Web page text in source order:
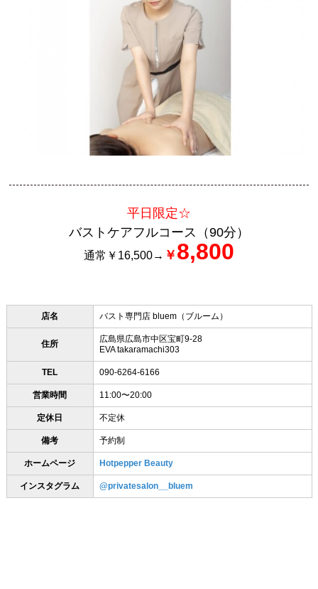
平日限定☆
バストケアフルコース（90分）
通常￥16,500→ ￥ 8,800
店名 バスト専門店 bluem（ブルーム）
住所
広島県広島市中区宝町9-28
EVA takaramachi303
TEL 090-6264-6166
営業時間 11:00〜20:00
定休日 不定休
備考 予約制
ホームページ Hotpepper Beauty
インスタグラム @privatesalon__bluem